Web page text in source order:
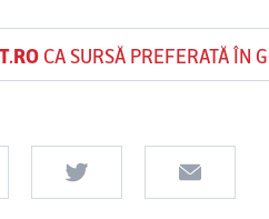
CA SURSĂ PREFERATĂ ÎN